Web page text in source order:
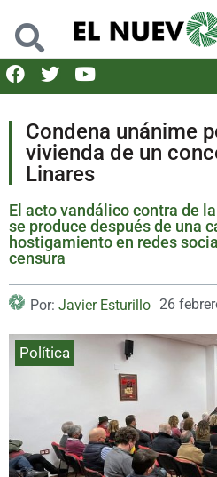
Condena unánime
vivienda de un
Linares
El acto vandálico contra de
se produce después de una
hostigamiento en redes
censura
Por: Javier Esturillo 26
Política